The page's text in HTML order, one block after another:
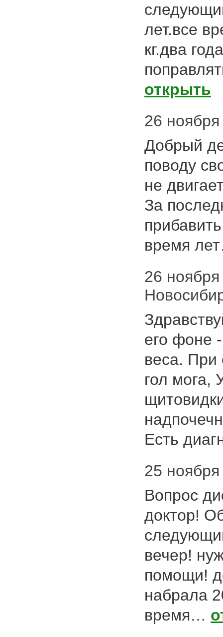
лет.все
кг.два
открыть
26
Добрый
поводу
не
За
время
26
его фоне
веса.
гол мога,
Есть
25
Вопрос
доктор!
вечер!
помощи!
набрала
время…